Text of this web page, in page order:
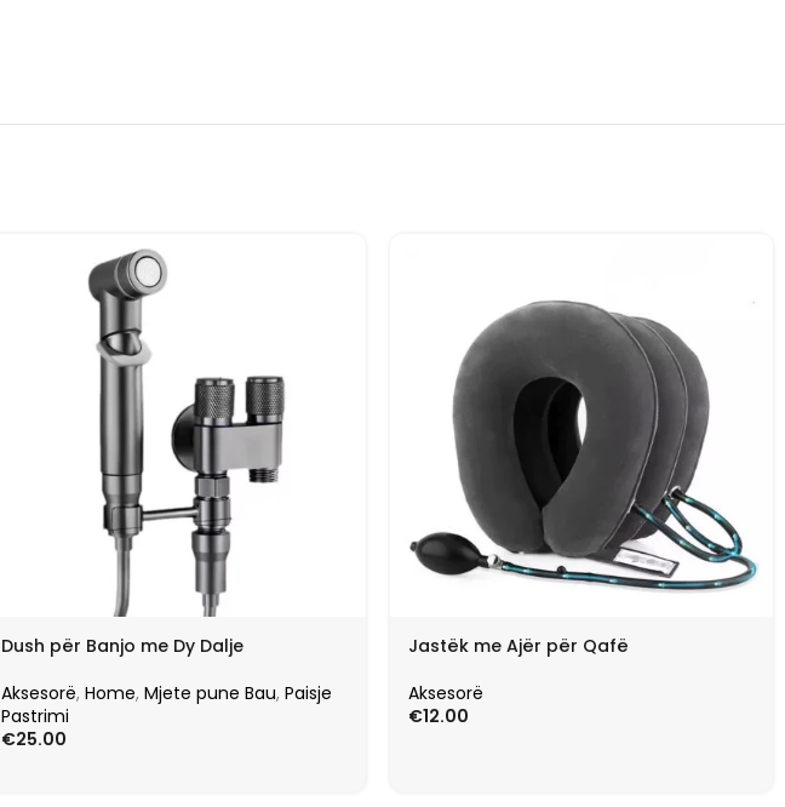
Dush për Banjo me Dy Dalje
Aksesorë, Home, Mjete pune Bau, Paisje
Pastrimi
€25.00
Jastëk me Ajër për Qafë
Aksesorë
€12.00